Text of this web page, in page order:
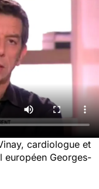
cardiologue et
européen Georges-